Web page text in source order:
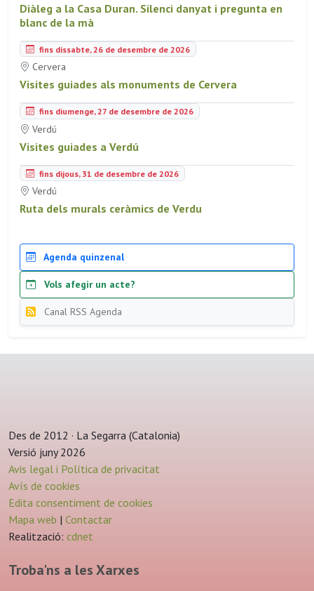
Diàleg a la Casa Duran. Silenci danyat i pregunta en
blanc de la mà
fins dissabte, 26 de desembre de 2026
Cervera
Visites guiades als monuments de Cervera
fins diumenge, 27 de desembre de 2026
Verdú
Visites guiades a Verdú
fins dijous, 31 de desembre de 2026
Verdú
Ruta dels murals ceràmics de Verdu
Agenda quinzenal
Vols afegir un acte?
Canal RSS Agenda
Des de 2012 · La Segarra (Catalonia)
Versió juny 2026
Avis legal i Política de privacitat
Avís de cookies
Edita consentiment de cookies
Mapa web | Contactar
Realització: cdnet
Troba'ns a les Xarxes